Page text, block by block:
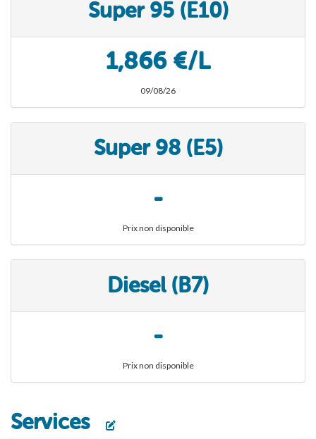
Super 95 (E10)
1,866 €/L
09/08/26
Super 98 (E5)
-
Prix non disponible
Diesel (B7)
-
Prix non disponible
Services